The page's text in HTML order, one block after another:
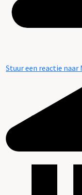
Stuur een reactie